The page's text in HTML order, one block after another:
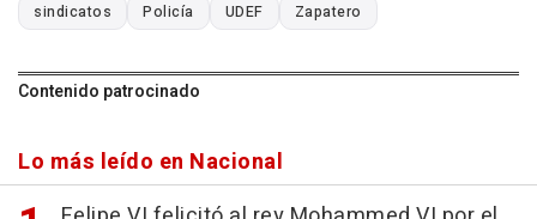
sindicatos Policía UDEF Zapatero
Contenido patrocinado
Lo más leído en Nacional